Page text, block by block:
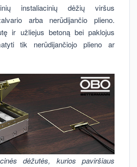
instaliacinių dėžių viršus
arba nerūdijančio plieno.
ir užliejus betoną bei paklojus
tik nerūdijančiojo plieno ar
dėžutės, kurios paviršiaus